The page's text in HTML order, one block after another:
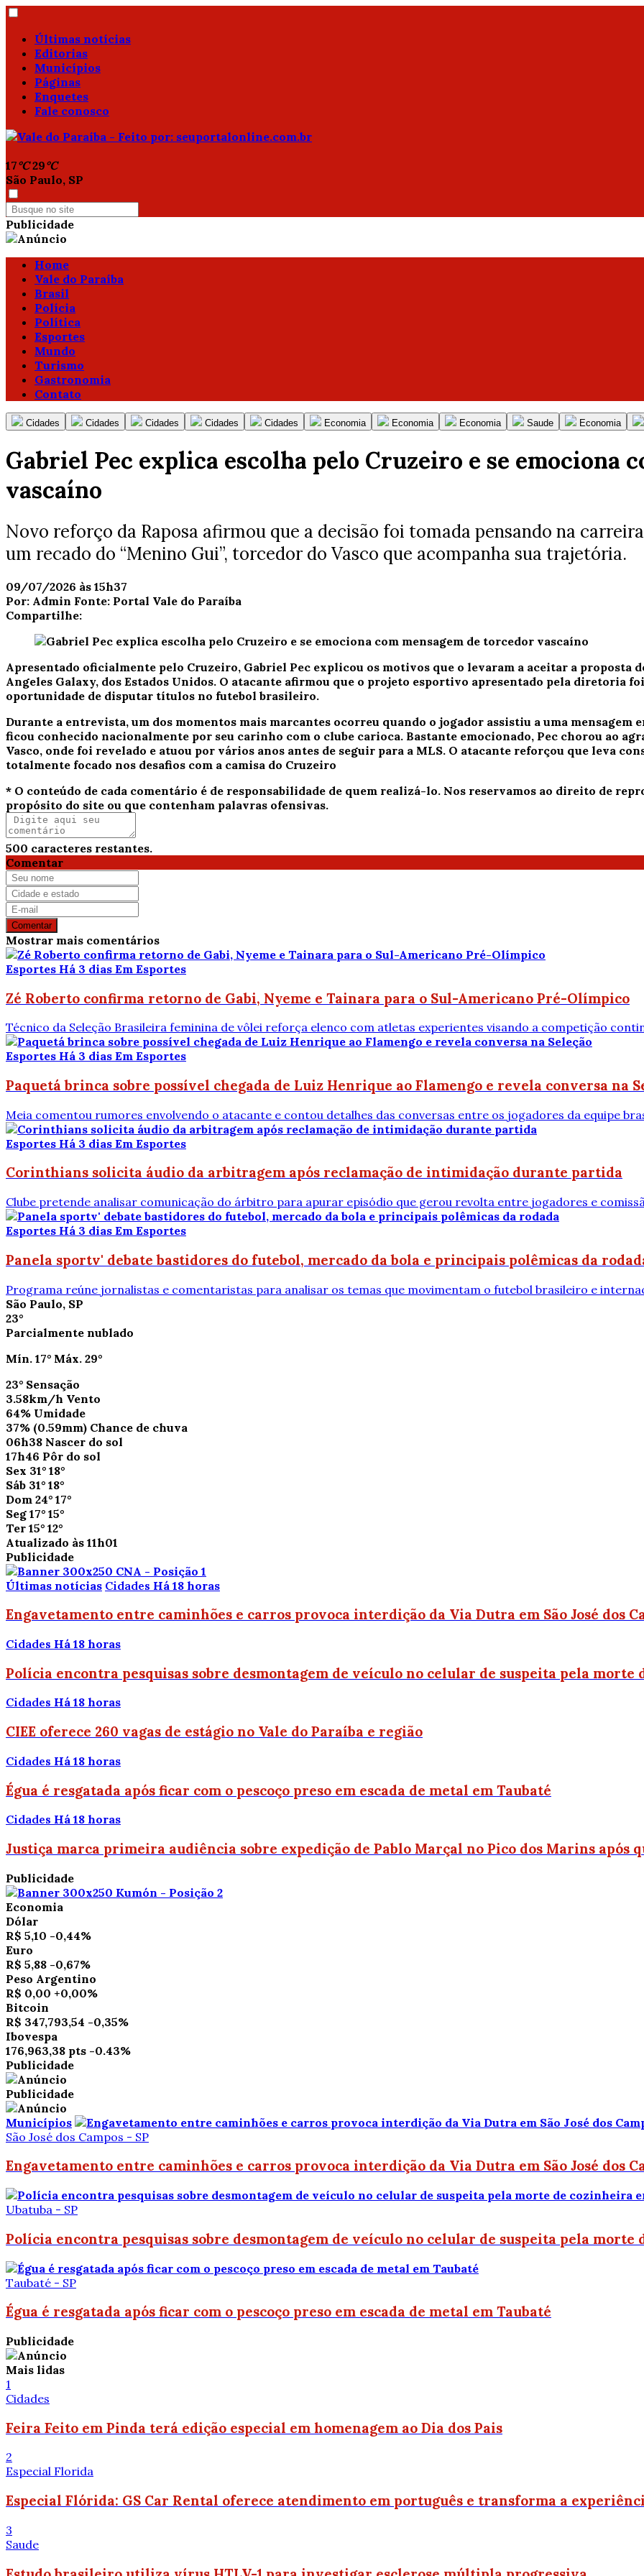
Últimas notícias
Editorias
Municípios
Páginas
Enquetes
Fale conosco
17°C 29°C
São Paulo, SP
Publicidade
Home
Vale do Paraíba
Brasil
Polícia
Política
Esportes
Mundo
Turismo
Gastronomia
Contato
Cidades Cidades Cidades Cidades Cidades Economia Economia Economia Saude Economia
Gabriel Pec explica escolha pelo Cruzeiro e se emociona
vascaíno
Novo reforço da Raposa afirmou que a decisão foi tomada pensando na
um recado do “Menino Gui”, torcedor do Vasco que acompanha sua trajetória.
09/07/2026 às 15h37
Por: Admin Fonte: Portal Vale do Paraíba
Compartilhe:
Apresentado oficialmente pelo Cruzeiro, Gabriel Pec explicou os motivos que o levaram a aceitar a proposta
Angeles Galaxy, dos Estados Unidos. O atacante afirmou que o projeto esportivo apresentado pela diretoria
oportunidade de disputar títulos no futebol brasileiro.
Durante a entrevista, um dos momentos mais marcantes ocorreu quando o jogador assistiu a uma mensagem
ficou conhecido nacionalmente por seu carinho com o clube carioca. Bastante emocionado, Pec chorou ao
Vasco, onde foi revelado e atuou por vários anos antes de seguir para a MLS. O atacante reforçou que leva
totalmente focado nos desafios com a camisa do Cruzeiro
* O conteúdo de cada comentário é de responsabilidade de quem realizá-lo. Nos reservamos ao direito de
propósito do site ou que contenham palavras ofensivas.
500 caracteres restantes.
Comentar
Comentar
Mostrar mais comentários
Esportes Há 3 dias Em Esportes
Zé Roberto confirma retorno de Gabi, Nyeme e Tainara para o Sul-Americano Pré-Olímpico
Técnico da Seleção Brasileira feminina de vôlei reforça elenco com atletas experientes visando a competição
Esportes Há 3 dias Em Esportes
Paquetá brinca sobre possível chegada de Luiz Henrique ao Flamengo e revela conversa na
Meia comentou rumores envolvendo o atacante e contou detalhes das conversas entre os jogadores da equipe
Esportes Há 3 dias Em Esportes
Corinthians solicita áudio da arbitragem após reclamação de intimidação durante partida
Clube pretende analisar comunicação do árbitro para apurar episódio que gerou revolta entre jogadores e
Esportes Há 3 dias Em Esportes
Panela sportv' debate bastidores do futebol, mercado da bola e principais polêmicas da
Programa reúne jornalistas e comentaristas para analisar os temas que movimentam o futebol brasileiro e
São Paulo, SP
23°
Parcialmente nublado
Mín. 17° Máx. 29°
23° Sensação
3.58km/h Vento
64% Umidade
37% (0.59mm) Chance de chuva
06h38 Nascer do sol
17h46 Pôr do sol
Sex 31° 18°
Sáb 31° 18°
Dom 24° 17°
Seg 17° 15°
Ter 15° 12°
Atualizado às 11h01
Publicidade
Últimas notícias Cidades Há 18 horas
Engavetamento entre caminhões e carros provoca interdição da Via Dutra em São José dos
Cidades Há 18 horas
Polícia encontra pesquisas sobre desmontagem de veículo no celular de suspeita pela morte
Cidades Há 18 horas
CIEE oferece 260 vagas de estágio no Vale do Paraíba e região
Cidades Há 18 horas
Égua é resgatada após ficar com o pescoço preso em escada de metal em Taubaté
Cidades Há 18 horas
Justiça marca primeira audiência sobre expedição de Pablo Marçal no Pico dos Marins após
Publicidade
Economia
Dólar
R$ 5,10 -0,44%
Euro
R$ 5,88 -0,67%
Peso Argentino
R$ 0,00 +0,00%
Bitcoin
R$ 347,793,54 -0,35%
Ibovespa
176,963,38 pts -0.43%
Publicidade
Publicidade
Municípios
São José dos Campos - SP
Engavetamento entre caminhões e carros provoca interdição da Via Dutra em São José dos
Ubatuba - SP
Polícia encontra pesquisas sobre desmontagem de veículo no celular de suspeita pela morte
Taubaté - SP
Égua é resgatada após ficar com o pescoço preso em escada de metal em Taubaté
Publicidade
Mais lidas
1
Cidades
Feira Feito em Pinda terá edição especial em homenagem ao Dia dos Pais
2
Especial Florida
Especial Flórida: GS Car Rental oferece atendimento em português e transforma a
3
Saude